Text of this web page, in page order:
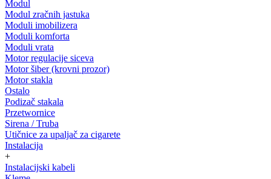
Modul
Modul zračnih jastuka
Moduli imobilizera
Moduli komforta
Moduli vrata
Motor regulacije siceva
Motor šiber (krovni prozor)
Motor stakla
Ostalo
Podizač stakala
Przetwornice
Sirena / Truba
Utičnice za upaljač za cigarete
Instalacija
+
Instalacijski kabeli